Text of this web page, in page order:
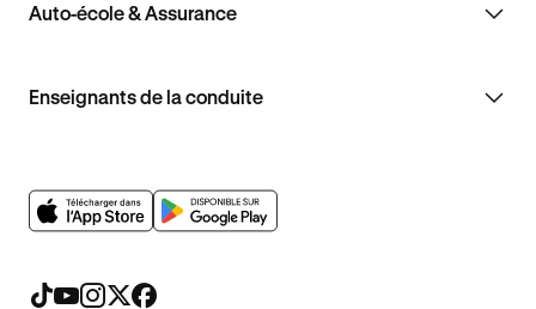
Auto-école & Assurance
Enseignants de la conduite